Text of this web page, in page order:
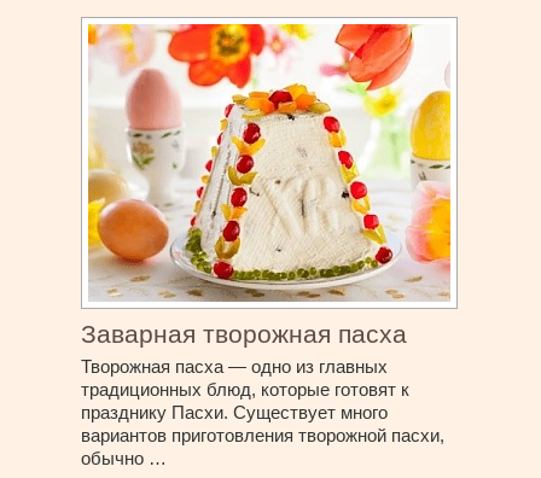
Заварная творожная пасха
Творожная пасха — одно из главных
традиционных блюд, которые готовят к
празднику Пасхи. Существует много
вариантов приготовления творожной пасхи,
обычно …